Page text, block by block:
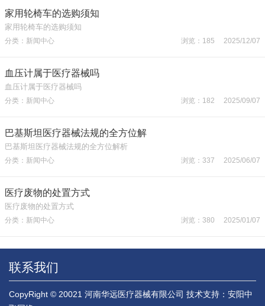
家用轮椅车的选购须知
家用轮椅车的选购须知
分类：新闻中心 浏览：185 2025/12/07
血压计属于医疗器械吗
血压计属于医疗器械吗
分类：新闻中心 浏览：182 2025/09/07
巴基斯坦医疗器械法规的全方位解
巴基斯坦医疗器械法规的全方位解析
分类：新闻中心 浏览：337 2025/06/07
医疗废物的处置方式
医疗废物的处置方式
分类：新闻中心 浏览：380 2025/01/07
联系我们
CopyRight © 20021 河南华远医疗器械有限公司 技术支持：安阳中